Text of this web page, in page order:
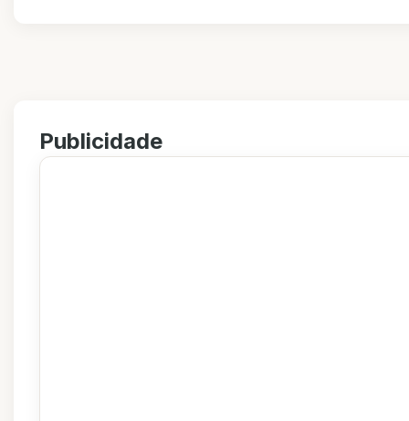
Publicidade